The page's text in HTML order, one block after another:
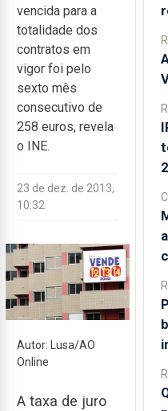
vencida para a
totalidade dos
contratos em
vigor foi pelo
sexto mês
consecutivo de
258 euros, revela
o INE.
23 de dez. de 2013,
10:32
Autor: Lusa/AO
Online
A taxa de juro